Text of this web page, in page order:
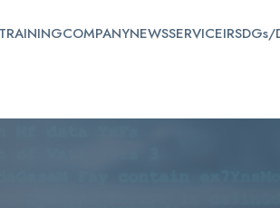
COMPANYNEWSSERVICEIRSDGs/